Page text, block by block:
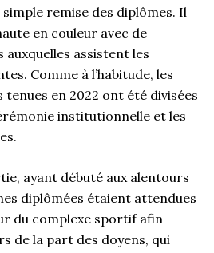
simple remise des diplômes. Il
en couleur avec de
assistent les
Comme à l’habitude, les
en 2022 ont été divisées
institutionnelle et les
ayant débuté aux alentours
diplômées étaient attendues
du complexe sportif afin
de la part des doyens, qui